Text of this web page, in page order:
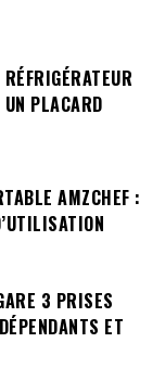
PLACARD
AMZCHEF :
3 PRISES
ET